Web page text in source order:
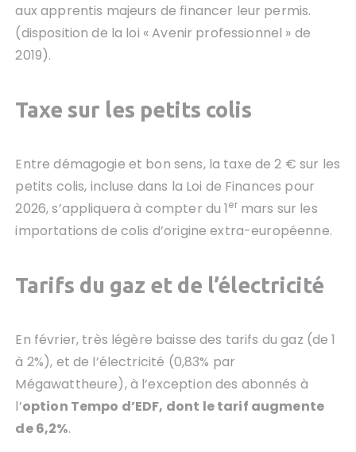
aux apprentis majeurs de financer leur permis.
(disposition de la loi « Avenir professionnel » de
2019).
Taxe sur les petits colis
Entre démagogie et bon sens, la taxe de 2 € sur les
petits colis, incluse dans la Loi de Finances pour
2026, s’appliquera à compter du 1ermars sur les
importations de colis d’origine extra-européenne.
Tarifs du gaz et de l’électricité
En février, très légère baisse des tarifs du gaz (de 1
à 2%), et de l’électricité (0,83% par
Mégawattheure), à l’exception des abonnés à
l’option Tempo d’EDF, dont le tarif augmente
de 6,2%.